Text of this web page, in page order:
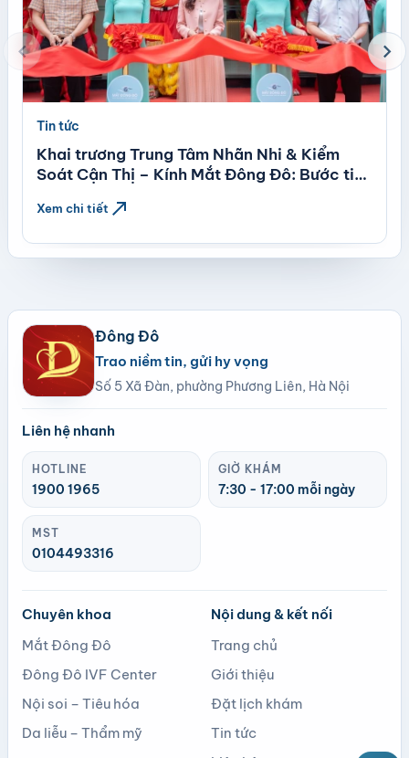
Tin tức
Khai trương Trung Tâm Nhãn Nhi & Kiểm
Soát Cận Thị – Kính Mắt Đông Đô: Bước tiến
chuẩn quốc tế
Xem chi tiết north_east
chevron_left chevron_right
Đông Đô
Trao niềm tin, gửi hy vọng
Số 5 Xã Đàn, phường Phương Liên, Hà Nội
Liên hệ nhanh
HOTLINE
1900 1965
GIỜ KHÁM
7:30 - 17:00 mỗi ngày
MST
0104493316
Chuyên khoa
Mắt Đông Đô
Đông Đô IVF Center
Nội soi – Tiêu hóa
Da liễu – Thẩm mỹ
Nội dung & kết nối
Trang chủ
Giới thiệu
Đặt lịch khám
Tin tức